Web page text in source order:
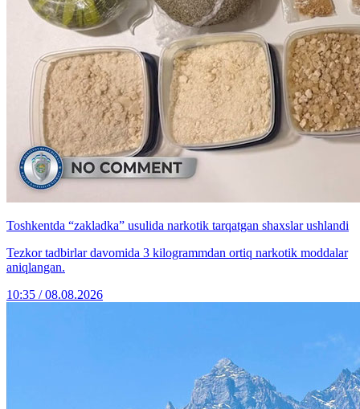
Toshkentda “zakladka” usulida narkotik tarqatgan shaxslar ushlandi
Tezkor tadbirlar davomida 3 kilogrammdan ortiq narkotik moddalar
aniqlangan.
10:35 / 08.08.2026